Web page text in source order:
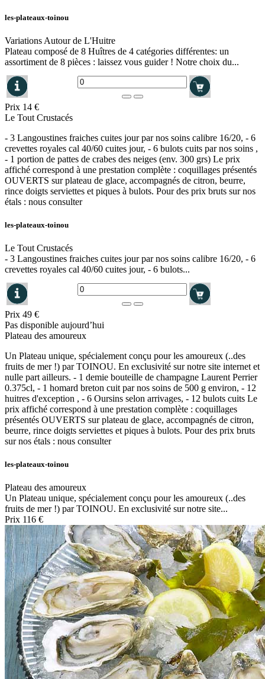
les-plateaux-toinou
Variations Autour de L'Huitre
Plateau composé de 8 Huîtres de 4 catégories différentes: un
assortiment de 8 pièces : laissez vous guider ! Notre choix du...
Prix 14 €
Le Tout Crustacés
- 3 Langoustines fraiches cuites jour par nos soins calibre 16/20, - 6
crevettes royales cal 40/60 cuites jour, - 6 bulots cuits par nos soins ,
- 1 portion de pattes de crabes des neiges (env. 300 grs) Le prix
affiché correspond à une prestation complète : coquillages présentés
OUVERTS sur plateau de glace, accompagnés de citron, beurre,
rince doigts serviettes et piques à bulots. Pour des prix bruts sur nos
étals : nous consulter
les-plateaux-toinou
Le Tout Crustacés
- 3 Langoustines fraiches cuites jour par nos soins calibre 16/20, - 6
crevettes royales cal 40/60 cuites jour, - 6 bulots...
Prix 49 €
Pas disponible aujourd’hui
Plateau des amoureux
Un Plateau unique, spécialement conçu pour les amoureux (..des
fruits de mer !) par TOINOU. En exclusivité sur notre site internet et
nulle part ailleurs. - 1 demie bouteille de champagne Laurent Perrier
0.375cl, - 1 homard breton cuit par nos soins de 500 g environ, - 12
huitres d'exception , - 6 Oursins selon arrivages, - 12 bulots cuits Le
prix affiché correspond à une prestation complète : coquillages
présentés OUVERTS sur plateau de glace, accompagnés de citron,
beurre, rince doigts serviettes et piques à bulots. Pour des prix bruts
sur nos étals : nous consulter
les-plateaux-toinou
Plateau des amoureux
Un Plateau unique, spécialement conçu pour les amoureux (..des
fruits de mer !) par TOINOU. En exclusivité sur notre site...
Prix 116 €